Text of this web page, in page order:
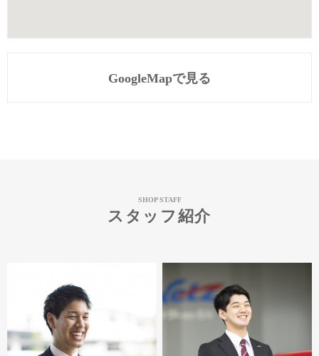
GoogleMapで見る
SHOP STAFF
スタッフ紹介